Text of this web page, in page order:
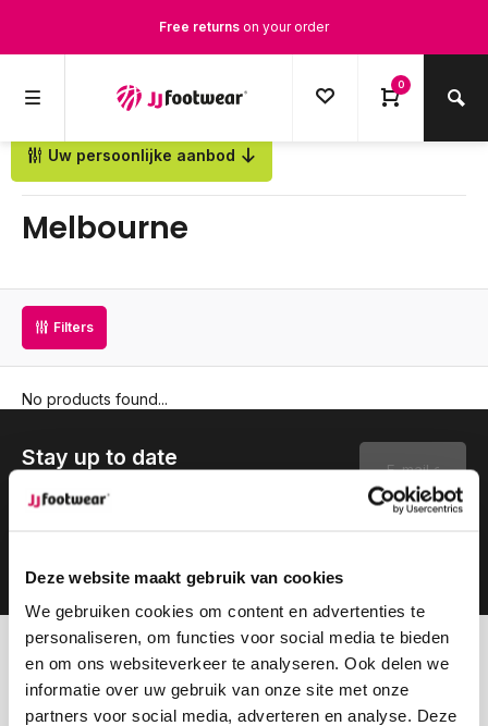
Deze website maakt gebruik van cookies
We gebruiken cookies om content en advertenties te
personaliseren, om functies voor social media te bieden
en om ons websiteverkeer te analyseren. Ook delen we
informatie over uw gebruik van onze site met onze
partners voor social media, adverteren en analyse. Deze
Free returns on your order
0
Uw persoonlijke aanbod
Melbourne
Filters
No products found...
Stay up to date
Can we help?
Customer service:
visiting hours